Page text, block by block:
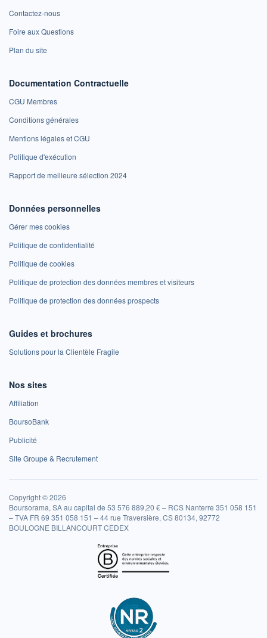
Contactez-nous
Foire aux Questions
Plan du site
Documentation Contractuelle
CGU Membres
Conditions générales
Mentions légales et CGU
Politique d'exécution
Rapport de meilleure sélection 2024
Données personnelles
Gérer mes cookies
Politique de confidentialité
Politique de cookies
Politique de protection des données membres et visiteurs
Politique de protection des données prospects
Guides et brochures
Solutions pour la Clientèle Fragile
Nos sites
Affiliation
BoursoBank
Publicité
Site Groupe & Recrutement
Copyright © 2026
Boursorama, SA au capital de 53 576 889,20 € – RCS Nanterre 351 058 151
– TVA FR 69 351 058 151 – 44 rue Traversière, CS 80134, 92772
BOULOGNE BILLANCOURT CEDEX